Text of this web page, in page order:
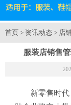
首页 > 资讯动态 > 店
服装店销售
新零售时